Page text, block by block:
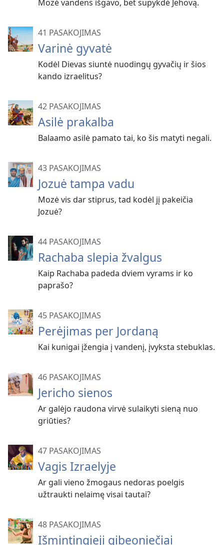
Mozė vandens išgavo, bet supykdė Jehovą.
41 PASAKOJIMAS
Varinė gyvatė
Kodėl Dievas siuntė nuodingų gyvačių ir šios
kando izraelitus?
42 PASAKOJIMAS
Asilė prakalba
Balaamo asilė pamato tai, ko šis matyti negali.
43 PASAKOJIMAS
Jozuė tampa vadu
Mozė vis dar stiprus, tad kodėl jį pakeičia
Jozuė?
44 PASAKOJIMAS
Rachaba slepia žvalgus
Kaip Rachaba padeda dviem vyrams ir ko
paprašo?
45 PASAKOJIMAS
Perėjimas per Jordaną
Kai kunigai įžengia į vandenį, įvyksta stebuklas.
46 PASAKOJIMAS
Jericho sienos
Ar galėjo raudona virvė sulaikyti sieną nuo
griūties?
47 PASAKOJIMAS
Vagis Izraelyje
Ar gali vieno žmogaus nedoras poelgis
užtraukti nelaimę visai tautai?
48 PASAKOJIMAS
Išmintingieji gibeoniečiai